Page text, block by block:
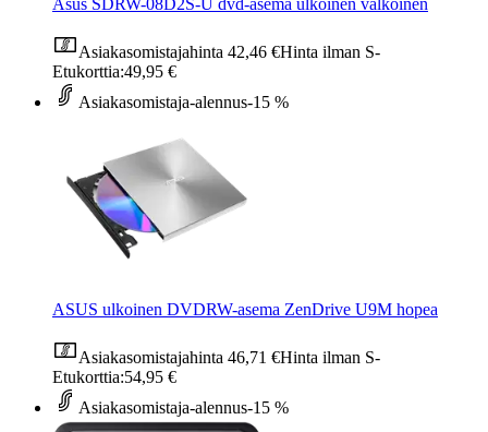
Asus SDRW-08D2S-U dvd-asema ulkoinen valkoinen
Asiakasomistajahinta 42,46 €Hinta ilman S-
Etukorttia:49,95 €
Asiakasomistaja-alennus-15 %
ASUS ulkoinen DVDRW-asema ZenDrive U9M hopea
Asiakasomistajahinta 46,71 €Hinta ilman S-
Etukorttia:54,95 €
Asiakasomistaja-alennus-15 %